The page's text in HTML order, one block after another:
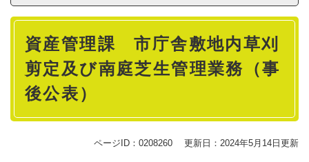
本
資産管理課 市庁舎敷地内草刈
剪定及び南庭芝生管理業務（事
後公表）
ページID：0208260 更新日：2024年5月14日更新